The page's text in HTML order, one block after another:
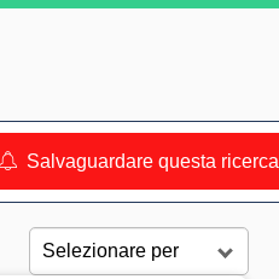
Salvaguardare questa ricerca